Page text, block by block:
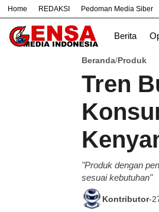
Home REDAKSI Pedoman Media Siber
Berita
# Bekasi Cara
Beranda/Produk
Tren
"Produk dengan
sesuai kebutuhan"
Kontributor-